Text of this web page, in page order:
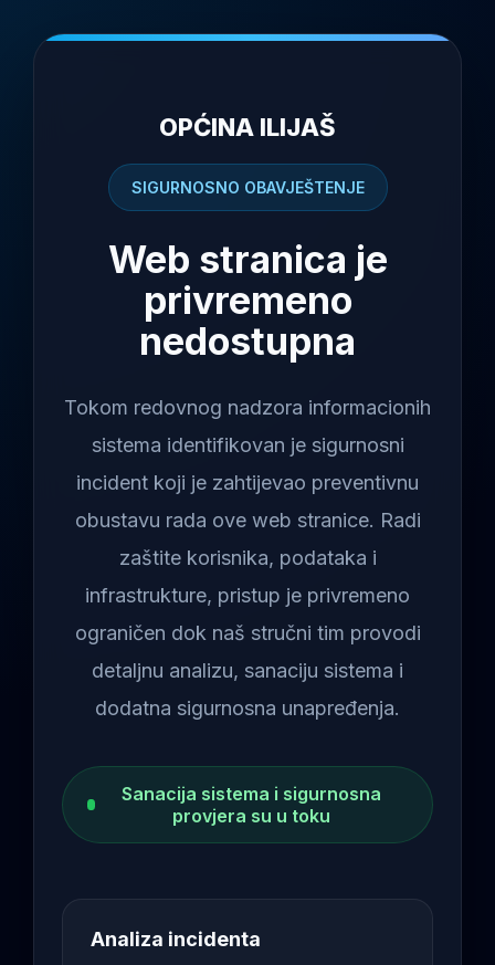
OPĆINA ILIJAŠ
SIGURNOSNO OBAVJEŠTENJE
Web stranica je
privremeno
nedostupna
Tokom redovnog nadzora informacionih
sistema identifikovan je sigurnosni
incident koji je zahtijevao preventivnu
obustavu rada ove web stranice. Radi
zaštite korisnika, podataka i
infrastrukture, pristup je privremeno
ograničen dok naš stručni tim provodi
detaljnu analizu, sanaciju sistema i
dodatna sigurnosna unapređenja.
Sanacija sistema i sigurnosna
provjera su u toku
Analiza incidenta